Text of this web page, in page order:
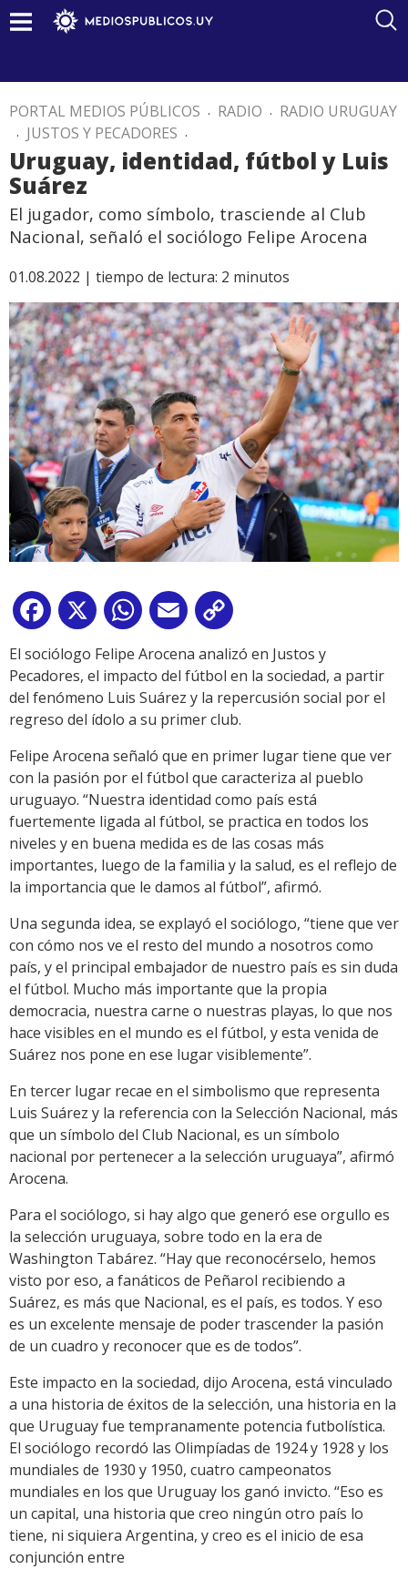
PORTAL MEDIOS PÚBLICOS . RADIO . RADIO URUGUAY
. JUSTOS Y PECADORES .
Uruguay, identidad, fútbol y Luis
Suárez
El jugador, como símbolo, trasciende al Club
Nacional, señaló el sociólogo Felipe Arocena
01.08.2022 | tiempo de lectura: 2 minutos
Facebook
X WhatsApp
Email
Link
El sociólogo Felipe Arocena analizó en Justos y
Pecadores, el impacto del fútbol en la sociedad, a partir
del fenómeno Luis Suárez y la repercusión social por el
regreso del ídolo a su primer club.
Felipe Arocena señaló que en primer lugar tiene que ver
con la pasión por el fútbol que caracteriza al pueblo
uruguayo. “Nuestra identidad como país está
fuertemente ligada al fútbol, se practica en todos los
niveles y en buena medida es de las cosas más
importantes, luego de la familia y la salud, es el reflejo de
la importancia que le damos al fútbol”, afirmó.
Una segunda idea, se explayó el sociólogo, “tiene que ver
con cómo nos ve el resto del mundo a nosotros como
país, y el principal embajador de nuestro país es sin duda
el fútbol. Mucho más importante que la propia
democracia, nuestra carne o nuestras playas, lo que nos
hace visibles en el mundo es el fútbol, y esta venida de
Suárez nos pone en ese lugar visiblemente”.
En tercer lugar recae en el simbolismo que representa
Luis Suárez y la referencia con la Selección Nacional, más
que un símbolo del Club Nacional, es un símbolo
nacional por pertenecer a la selección uruguaya”, afirmó
Arocena.
Para el sociólogo, si hay algo que generó ese orgullo es
la selección uruguaya, sobre todo en la era de
Washington Tabárez. “Hay que reconocérselo, hemos
visto por eso, a fanáticos de Peñarol recibiendo a
Suárez, es más que Nacional, es el país, es todos. Y eso
es un excelente mensaje de poder trascender la pasión
de un cuadro y reconocer que es de todos”.
Este impacto en la sociedad, dijo Arocena, está vinculado
a una historia de éxitos de la selección, una historia en la
que Uruguay fue tempranamente potencia futbolística.
El sociólogo recordó las Olimpíadas de 1924 y 1928 y los
mundiales de 1930 y 1950, cuatro campeonatos
mundiales en los que Uruguay los ganó invicto. “Eso es
un capital, una historia que creo ningún otro país lo
tiene, ni siquiera Argentina, y creo es el inicio de esa
conjunción entre